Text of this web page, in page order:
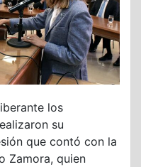
los
su
que contó con la
Zamora, quien